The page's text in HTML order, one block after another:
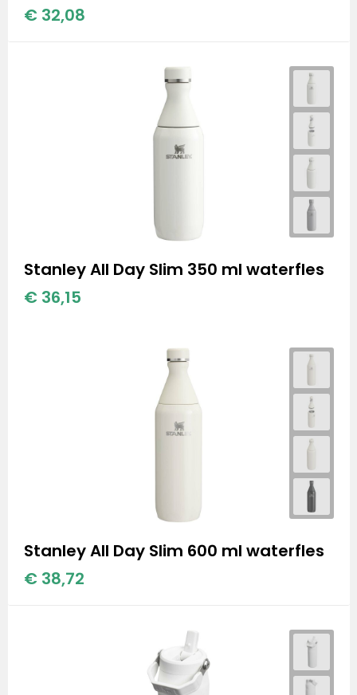
€ 32,08
Stanley All Day Slim 350 ml waterfles
€ 36,15
Stanley All Day Slim 600 ml waterfles
€ 38,72